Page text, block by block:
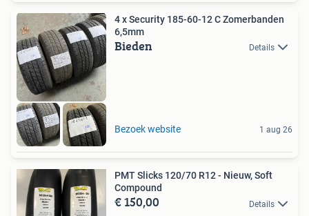
4 x Security 185-60-12 C Zomerbanden
6,5mm
Bieden Details
Bezoek website 1 aug 26
PMT Slicks 120/70 R12 - Nieuw, Soft
Compound
€ 150,00 Details